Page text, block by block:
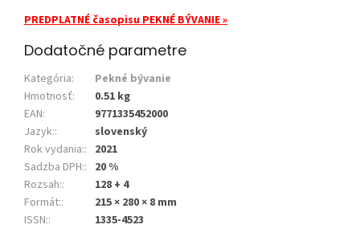
PREDPLATNÉ časopisu PEKNÉ BÝVANIE »
Dodatočné parametre
Kategória:
Pekné bývanie
Hmotnosť:
0.51 kg
EAN:
9771335452000
Jazyk::
slovenský
Rok vydania:: 2021
Sadzba DPH:: 20 %
Rozsah::
128 + 4
Formát::
215 × 280 × 8 mm
ISSN:: 1335-4523